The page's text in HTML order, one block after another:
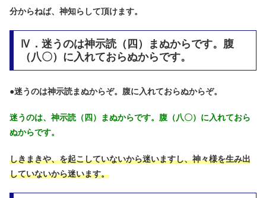
分からねば、神知らして頂けます。
Ⅳ．迷うのは神示読（四）まぬからです。腹
（八〇）に入れておらぬからです。
●迷うのは神示読まぬからぞ。腹に入れておらぬからぞ。
迷うのは、神示読（四）まぬからです。腹（八〇）に入れておら
ぬからです。
しきまきや、を起こしていないから迷いますし、神々様を生み出
していないから迷います。